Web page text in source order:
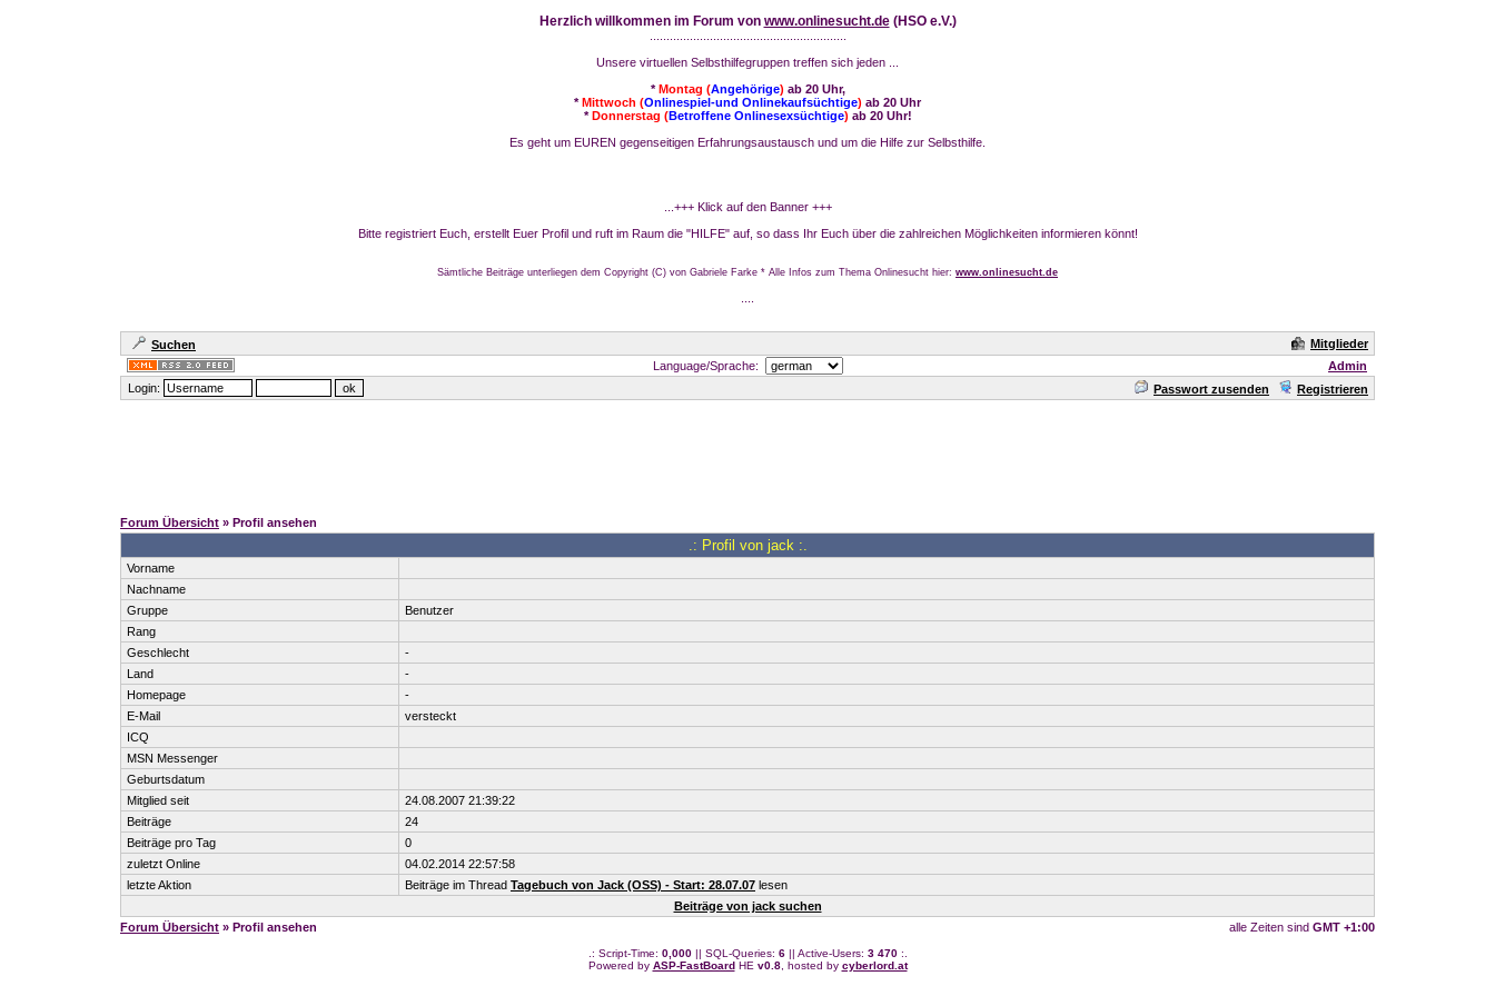
Herzlich willkommen im Forum von www.onlinesucht.de(HSO e.V.)
Unsere virtuellen Selbsthilfegruppen treffen sich jeden ...
*Montag (Angehörige) ab 20 Uhr,
*Mittwoch (Onlinespiel-und Onlinekaufsüchtige) ab 20 Uhr
*Donnerstag (Betroffene Onlinesexsüchtige) ab 20 Uhr!
Es geht um EUREN gegenseitigen Erfahrungsaustausch und um die Hilfe zur Selbsthilfe.
...+++ Klick auf den Banner +++
Bitte registriert Euch, erstellt Euer Profil und ruft im Raum die "HILFE" auf, so dass Ihr Euch über die zahlreichen Möglichkeiten informieren könnt!
Sämtliche Beiträge unterliegen dem Copyright (C) von Gabriele Farke * Alle Infos zum Thema Onlinesucht hier: www.onlinesucht.de
Suchen
Mitglieder
Language/Sprache:
Admin
Login:
Passwort zusenden Registrieren
Forum Übersicht » Profil ansehen
.: Profil von jack :.
Vorname
Nachname
Gruppe
Benutzer
Rang
Geschlecht
-
Land
-
Homepage
-
E-Mail
versteckt
ICQ
MSN Messenger
Geburtsdatum
Mitglied seit
24.08.2007 21:39:22
Beiträge
24
Beiträge pro Tag
0
zuletzt Online
04.02.2014 22:57:58
letzte Aktion
Beiträge im Thread Tagebuch von Jack (OSS) - Start: 28.07.07 lesen
Beiträge von jack suchen
Forum Übersicht » Profil ansehen alle Zeiten sind GMT +1:00
.: Script-Time: 0,000|| SQL-Queries: 6|| Active-Users: 3 470:.
Powered by ASP-FastBoardHE v0.8, hosted by cyberlord.at